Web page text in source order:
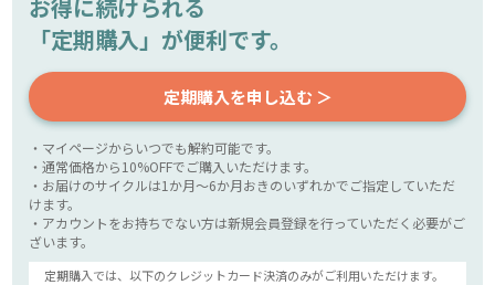
お得に続けられる
「定期購入」が便利です。
定期購入を申し込む ＞
・マイページからいつでも解約可能です。
・通常価格から10%OFFでご購入いただけます。
・お届けのサイクルは1か月～6か月おきのいずれかでご指定していただ
けます。
・アカウントをお持ちでない方は新規会員登録を行っていただく必要がご
ざいます。
定期購入では、以下のクレジットカード決済のみがご利用いただけます。